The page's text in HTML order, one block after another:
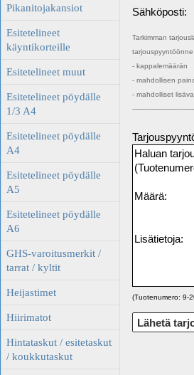
Pikanitojakansiot
Esitetelineet
käyntikorteille
Esitetelineet muut
Esitetelineet pöydälle
1/3 A4
Esitetelineet pöydälle
A4
Esitetelineet pöydälle
A5
Esitetelineet pöydälle
A6
GHS-varoitusmerkit /
tarrat / kyltit
Heijastimet
Hiirimatot
Hintataskut / esitetaskut
/ koukkutaskut
Sähköposti:
Tarkimman
tarjouspyyntöönne
- kappalemäärän
- mahdollisen
- mahdolliset
(Tuotenumero: 9-